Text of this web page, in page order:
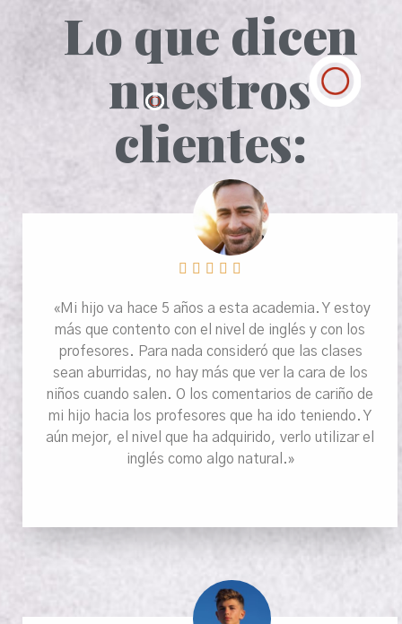
Lo que dicen
nuestros
clientes:
    
«Mi hijo va hace 5 años a esta academia. Y estoy
más que contento con el nivel de inglés y con los
profesores. Para nada consideró que las clases
sean aburridas, no hay más que ver la cara de los
niños cuando salen. O los comentarios de cariño de
mi hijo hacia los profesores que ha ido teniendo. Y
aún mejor, el nivel que ha adquirido, verlo utilizar el
inglés como algo natural.»